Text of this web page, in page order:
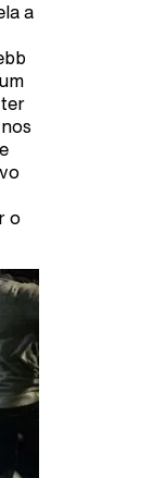
a
ter
o